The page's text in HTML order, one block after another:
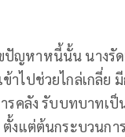
ญหาหนี้นั้น นางรัด
ไปช่วยไกล่เกลี่ย
รคลัง รับบทบาทเ
ตั้งแต่ต้นกระบวนก